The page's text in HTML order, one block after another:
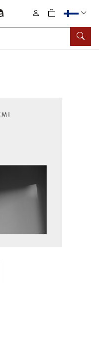
Hae
0
tuotetta